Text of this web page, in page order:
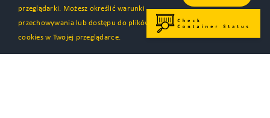
przeglądarki. Możesz określić warunki
przechowywania lub dostępu do plików
cookies w Twojej przeglądarce.